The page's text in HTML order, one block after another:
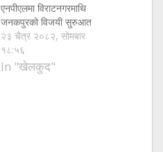
एनपीएलमा विराटनगरमाथि
जनकपुरको विजयी सुरुआत
२३ चैत्र २०८२, सोमबार
१८:५६
In "खेलकुद"